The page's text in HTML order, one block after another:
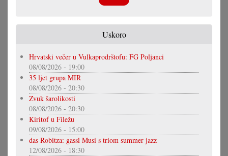
Uskoro
Hrvatski večer u Vulkaprodrštofu: FG Poljanci
08/08/2026 - 19:00
35 ljet grupa MIR
08/08/2026 - 20:30
Zvuk šarolikosti
08/08/2026 - 20:30
Kiritof u Filežu
09/08/2026 - 15:00
das Robitza: gassl Musi s triom summer jazz
12/08/2026 - 18:30